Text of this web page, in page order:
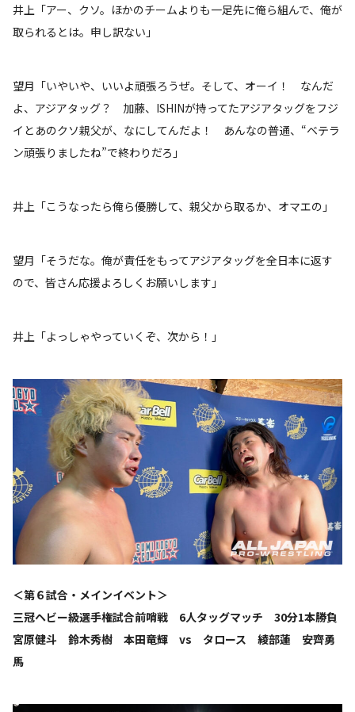
井上「アー、クソ。ほかのチームよりも一足先に俺ら組んで、俺が
取られるとは。申し訳ない」
望月「いやいや、いいよ頑張ろうぜ。そして、オーイ！ なんだ
よ、アジアタッグ？ 加藤、ISHINが持ってたアジアタッグをフジ
イとあのクソ親父が、なにしてんだよ！ あんなの普通、“ベテラ
ン頑張りましたね”で終わりだろ」
井上「こうなったら俺ら優勝して、親父から取るか、オマエの」
望月「そうだな。俺が責任をもってアジアタッグを全日本に返す
ので、皆さん応援よろしくお願いします」
井上「よっしゃやっていくぞ、次から！」
＜第６試合・メインイベント＞
三冠ヘビー級選手権試合前哨戦 6人タッグマッチ 30分1本勝負
宮原健斗 鈴木秀樹 本田竜輝 vs タロース 綾部蓮 安齊勇
馬